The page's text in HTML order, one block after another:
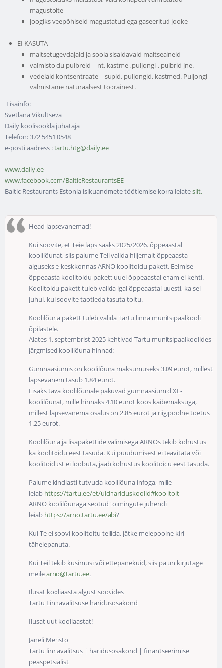
magustoite
joogiks veepõhiseid magustatud ega gaseeritud jooke
EI KASUTA
maitsetugevdajaid ja soola sisaldavaid maitseaineid
valmistoidu pulbreid – nt. kastme-,puljongi-, pulbrid jne.
vedelaid kontsentraate – supid, puljongid, kastmed. Puljongi
valmistame naturaalsest toorainest.
Lisainfo:
Svetlana Vikultseva
Daily koolisöökla juhataja
Telefon: 372 5451 0548
e-posti aadress :tartu.htg@daily.ee
www.daily.ee
www.facebook.com/BalticRestaurantsEE
Baltic Restaurants Estonia isikuandmete töötlemise korra leiatesiit.
Head lapsevanemad!
Kui soovite, et Teie laps saaks 2025/2026. õppeaastal
koolilõunat, siis palume Teil valida hiljemalt õppeaasta
alguseks e-keskkonnas ARNO koolitoidu pakett. Eelmise
õppeaasta koolitoidu pakett uuel õppeaastal enam ei kehti.
Koolitoidu pakett tuleb valida igal õppeaastal uuesti, ka sel
juhul, kui soovite taotleda tasuta toitu.
Koolilõuna pakett tuleb valida Tartu linna munitsipaalkooli
õpilastele.
Alates 1. septembrist 2025 kehtivad Tartu munitsipaalkoolides
järgmised koolilõuna hinnad:
Gümnaasiumis on koolilõuna maksumuseks 3.09 eurot, millest
lapsevanem tasub 1.84 eurot.
Lisaks tava koolilõunale pakuvad gümnaasiumid XL-
koolilõunat, mille hinnaks 4.10 eurot koos käibemaksuga,
millest lapsevanema osalus on 2.85 eurot ja riigipoolne toetus
1.25 eurot.
Koolilõuna ja lisapakettide valimisega ARNOs tekib kohustus
ka koolitoidu eest tasuda. Kui puudumisest ei teavitata või
koolitoidust ei loobuta, jääb kohustus koolitoidu eest tasuda.
Palume kindlasti tutvuda koolilõuna infoga, mille
leiab https://tartu.ee/et/uldhariduskoolid#koolitoit
ARNO koolilõunaga seotud toimingute juhendi
leiab https://arno.tartu.ee/abi?
Kui Te ei soovi koolitoitu tellida, jätke meiepoolne kiri
tähelepanuta.
Kui Teil tekib küsimusi või ettepanekuid, siis palun kirjutage
meilearno@tartu.ee.
Ilusat kooliaasta algust soovides
Tartu Linnavalitsuse haridusosakond
Ilusat uut kooliaastat!
Janeli Meristo
Tartu linnavalitsus | haridusosakond | finantseerimise
peaspetsialist